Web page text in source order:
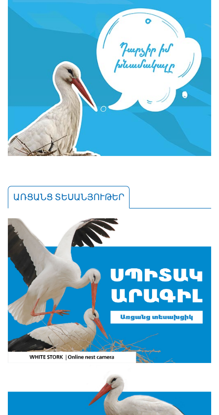
ԱՌՑԱՆՑ ՏԵՍԱՆՅՈՒԹԵՐ